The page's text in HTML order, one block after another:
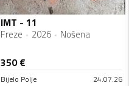
IMT - 11
Freze 2026 Nošena
350€
Bijelo Polje 24.07.26